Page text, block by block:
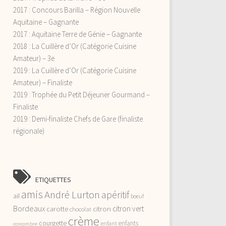
2017 : Concours Barilla – Région Nouvelle
Aquitaine – Gagnante
2017 : Aquitaine Terre de Génie – Gagnante
2018 : La Cuillère d’Or (Catégorie Cuisine
Amateur) – 3e
2019 : La Cuillère d’Or (Catégorie Cuisine
Amateur) – Finaliste
2019 : Trophée du Petit Déjeuner Gourmand –
Finaliste
2019 : Demi-finaliste Chefs de Gare (finaliste
régionale)
ETIQUETTES
ail amisAndré Lurton apéritif boeuf
Bordeaux carottechocolat citron citron vert
concombre courgette crème enfant enfants